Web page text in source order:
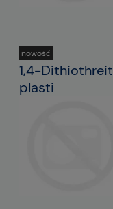
1,4-
plasti
nowość